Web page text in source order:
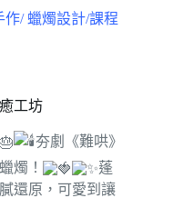
作/ 蠟燭設計/課程
工坊
夯劇《難哄》
燭！
蓬
還原，可愛到讓